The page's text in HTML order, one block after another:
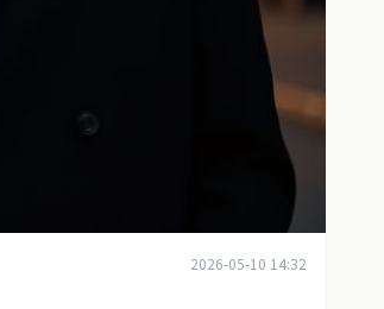
2026-05-10 14:32